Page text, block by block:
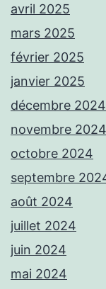
avril 2025
mars 2025
février 2025
janvier 2025
décembre 2024
novembre 2024
octobre 2024
septembre
août 2024
juillet 2024
juin 2024
mai 2024